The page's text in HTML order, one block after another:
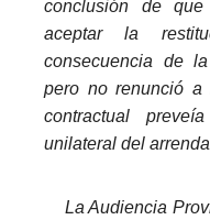
conclusión de
aceptar la
consecuencia de
pero no renunció a
contractual
unilateral del
La Audiencia